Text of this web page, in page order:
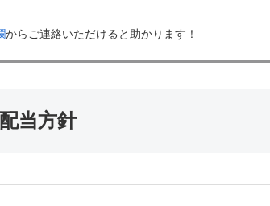
からご連絡いただけると助かります！
当方針